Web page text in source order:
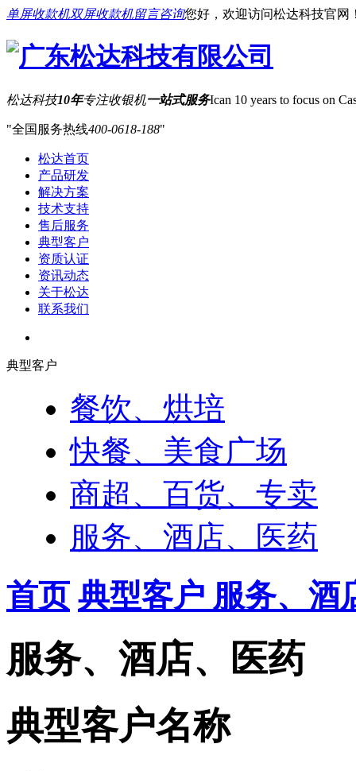
单屏收款机双屏收款机留言咨询您好，欢迎访问松达科技官网
松达科技10年专注收银机一站式服务Ican 10 years to focus on
全国服务热线400-0618-188
松达首页
产品研发
解决方案
技术支持
售后服务
典型客户
资质认证
资讯动态
关于松达
联系我们
典型客户
餐饮、烘培
快餐、美食广场
商超、百货、专卖
服务、酒店、医药
首页 典型客户 服务、酒
服务、酒店、医药
典型客户名称